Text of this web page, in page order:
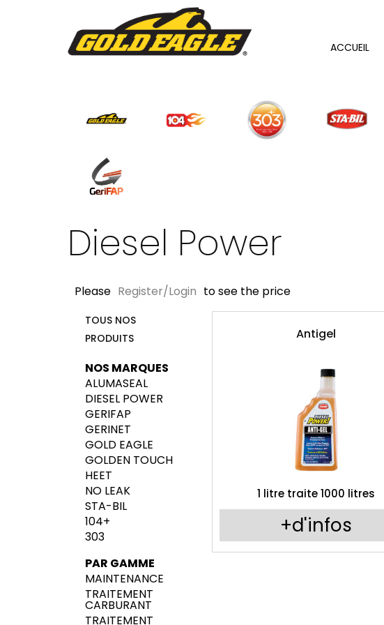
ACCUEIL
Diesel Power
Please Register/Login to see the price
TOUS NOS
PRODUITS
NOS MARQUES
ALUMASEAL
DIESEL POWER
GERIFAP
GERINET
GOLD EAGLE
GOLDEN TOUCH
HEET
NO LEAK
STA-BIL
104+
303
PAR GAMME
MAINTENANCE
TRAITEMENT
CARBURANT
TRAITEMENT
Antigel
1 litre traite 1000 litres
+d'infos